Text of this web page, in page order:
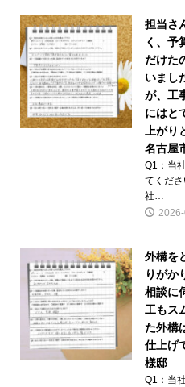
担当さ
く、予
だけた
いまし
が、工
にはと
上がり
名古屋
Q1：当
てくだ
社…
外構を
りがか
相談に
工もス
た外構
仕上げ
様邸
Q1：当